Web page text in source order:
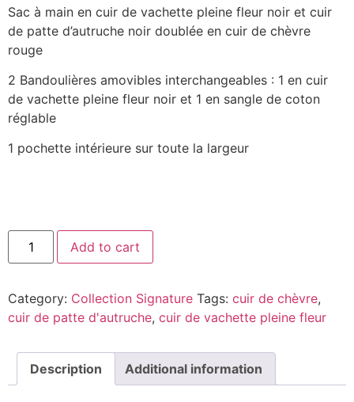
Sac à main en cuir de vachette pleine fleur noir et cuir
de patte d’autruche noir doublée en cuir de chèvre
rouge
2 Bandoulières amovibles interchangeables : 1 en cuir
de vachette pleine fleur noir et 1 en sangle de coton
réglable
1 pochette intérieure sur toute la largeur
Add to cart
Category: Collection Signature Tags: cuir de chèvre,
cuir de patte d'autruche, cuir de vachette pleine fleur
Description Additional information